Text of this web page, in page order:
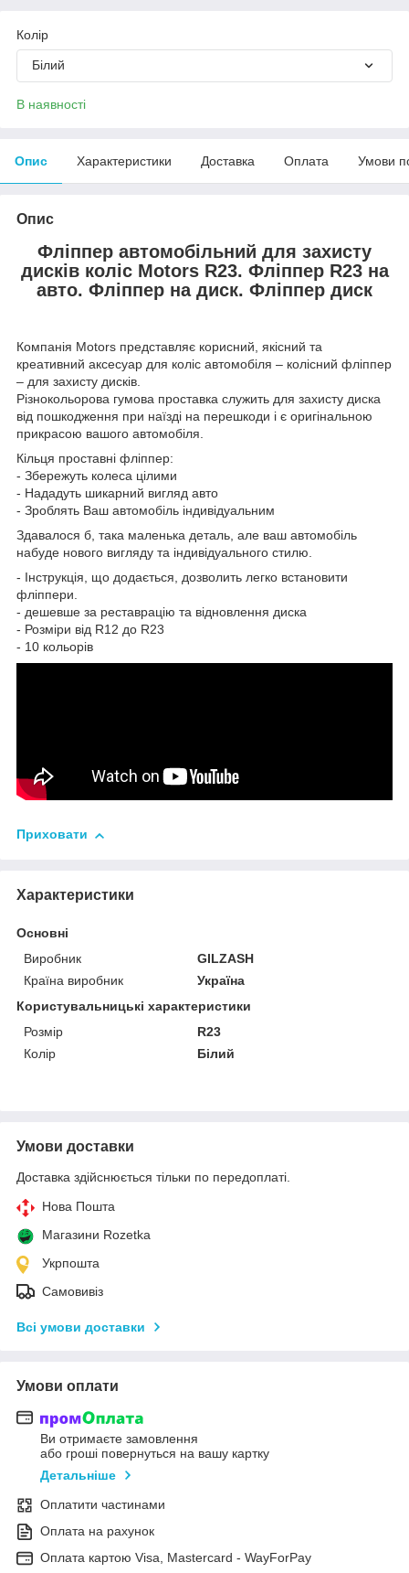
Колір
Білий
В наявності
Опис Характеристики Доставка Оплата Умови
Опис
Фліппер автомобільний для захисту
дисків коліс Motors R23. Фліппер R23 на
авто. Фліппер на диск. Фліппер диск
Компанія Motors представляє корисний, якісний та
креативний аксесуар для коліс автомобіля – колісний фліппер
– для захисту дисків.
Різнокольорова гумова проставка служить для захисту диска
від пошкодження при наїзді на перешкоди і є оригінальною
прикрасою вашого автомобіля.
Кільця проставні фліппер:
- Збережуть колеса цілими
- Нададуть шикарний вигляд авто
- Зроблять Ваш автомобіль індивідуальним
Здавалося б, така маленька деталь, але ваш автомобіль
набуде нового вигляду та індивідуального стилю.
- Інструкція, що додається, дозволить легко встановити
фліппери.
- дешевше за реставрацію та відновлення диска
- Розміри від R12 до R23
- 10 кольорів
Приховати
Характеристики
Основні
Виробник
GILZASH
Країна виробник
Україна
Користувальницькі характеристики
Розмір
R23
Колір
Білий
Умови доставки
Доставка здійснюється тільки по передоплаті.
Нова Пошта
Магазини Rozetka
Укрпошта
Самовивіз
Всі умови доставки
Умови оплати
Ви отримаєте замовлення
або гроші повернуться на вашу картку
Детальніше
Оплатити частинами
Оплата на рахунок
Оплата картою Visa, Mastercard - WayForPay